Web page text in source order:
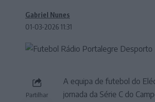
01-03-2026 11:31
Gabriel Nunes
Partilhar
A equipa de futebol do
jornada da Série C do